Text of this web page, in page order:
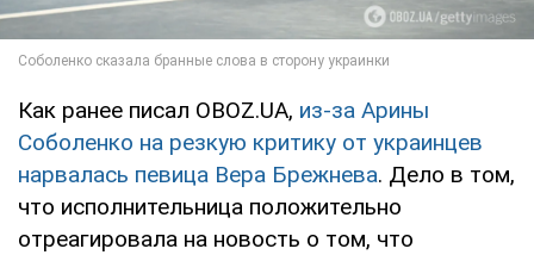
Как ранее писал OBOZ.UA, из-за Арины
Соболенко на резкую критику от украинцев
нарвалась певица Вера Брежнева. Дело в том,
что исполнительница положительно
отреагировала на новость о том, что